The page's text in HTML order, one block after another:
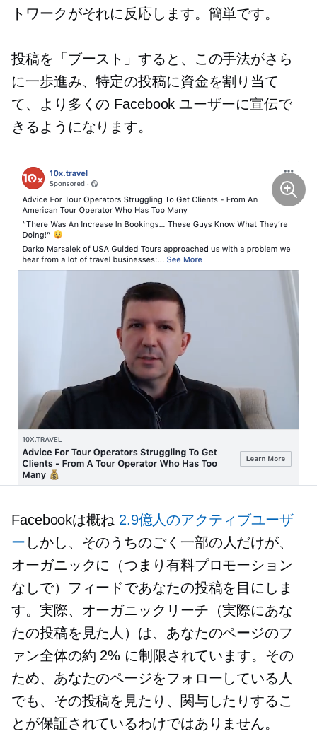
トワークがそれに反応します。簡単です。
投稿を「ブースト」すると、この手法がさら
に一歩進み、特定の投稿に資金を割り当て
て、より多くの Facebook ユーザーに宣伝で
きるようになります。
Facebookは概ね 2.9億人のアクティブユーザ
ー しかし、そのうちのごく一部の人だけが、
オーガニックに（つまり有料プロモーション
なしで）フィードであなたの投稿を目にしま
す。実際、オーガニックリーチ（実際にあな
たの投稿を見た人）は、あなたのページのフ
ァン全体の約 2% に制限されています。その
ため、あなたのページをフォローしている人
でも、その投稿を見たり、関与したりするこ
とが保証されているわけではありません。